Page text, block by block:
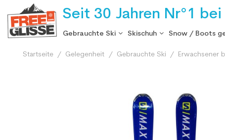
Seit 30 Jahren Nr°1
Gebrauchte Ski Skischuh Snow / Boots
Startseite Gelegenheit Gebrauchte Ski Erwachsener